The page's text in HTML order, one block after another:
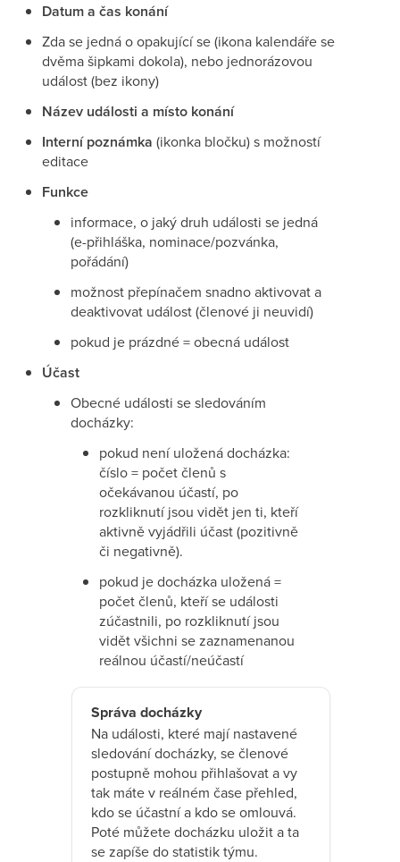
Datum a čas konání
Zda se jedná o opakující se (ikona kalendáře se
dvěma šipkami dokola), nebo jednorázovou
událost (bez ikony)
Název události a místo konání
Interní poznámka (ikonka bločku) s možností
editace
Funkce
informace, o jaký druh události se jedná
(e-přihláška, nominace/pozvánka,
pořádání)
možnost přepínačem snadno aktivovat a
deaktivovat událost (členové ji neuvidí)
pokud je prázdné = obecná událost
Účast
Obecné události se sledováním
docházky:
pokud není uložená docházka:
číslo = počet členů s
očekávanou účastí, po
rozkliknutí jsou vidět jen ti, kteří
aktivně vyjádřili účast (pozitivně
či negativně).
pokud je docházka uložená =
počet členů, kteří se události
zúčastnili, po rozkliknutí jsou
vidět všichni se zaznamenanou
reálnou účastí/neúčastí
Správa docházky
Na události, které mají nastavené
sledování docházky, se členové
postupně mohou přihlašovat a vy
tak máte v reálném čase přehled,
kdo se účastní a kdo se omlouvá.
Poté můžete docházku uložit a ta
se zapíše do statistik týmu.